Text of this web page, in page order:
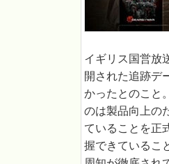
イギリス国営放
開された追跡デ
かったとのこと
のは製品向上の
ていることを正
握できているこ